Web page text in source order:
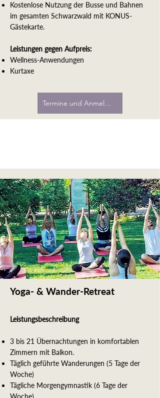
Kostenlose Nutzung der Busse und Bahnen
im gesamten Schwarzwald mit KONUS-
Gästekarte.
Leistungen gegen Aufpreis:
Wellness-Anwendungen
Kurtaxe
Termine und Anmeldung
Yoga- & Wander-Retreat
Leistungsbeschreibung
3 bis 21 Übernachtungen in komfortablen
Zimmern mit Balkon.
Täglich geführte Wanderungen (5 Tage der
Woche)
Tägliche Morgengymnastik (6 Tage der
Woche)